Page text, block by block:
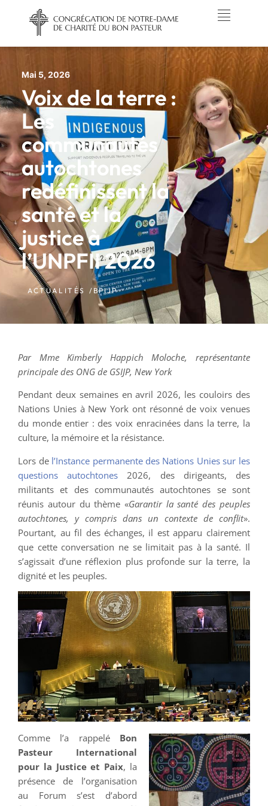
Mai 5, 2026
Voix de la terre :
Les
communautés
autochtones
redéfinissent la
santé et la
justice à
l’UNPFII 2026
ACTUALITÉS / BPIJP
Par Mme Kimberly Happich Moloche, représentante
principale des ONG de GSIJP, New York
Pendant deux semaines en avril 2026, les couloirs des
Nations Unies à New York ont résonné de voix venues
du monde entier : des voix enracinées dans la terre, la
culture, la mémoire et la résistance.
Lors de l’Instance permanente des Nations Unies sur les
questions autochtones 2026, des dirigeants, des
militants et des communautés autochtones se sont
réunis autour du thème «Garantir la santé des peuples
autochtones, y compris dans un contexte de conflit».
Pourtant, au fil des échanges, il est apparu clairement
que cette conversation ne se limitait pas à la santé. Il
s’agissait d’une réflexion plus profonde sur la terre, la
dignité et les peuples.
Comme l’a rappelé Bon
Pasteur International
pour la Justice et Paix, la
présence de l’organisation
au Forum s’est d’abord